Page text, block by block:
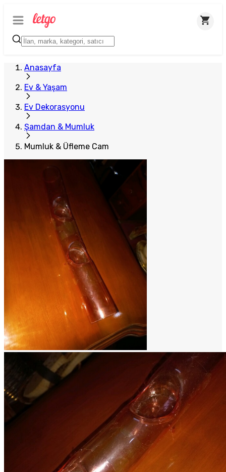
Anasayfa
Ev & Yaşam
Ev Dekorasyonu
Şamdan & Mumluk
Mumluk & Üfleme Cam
Plus Satıcı